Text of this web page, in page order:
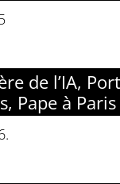
de l’IA,
Pape à Paris